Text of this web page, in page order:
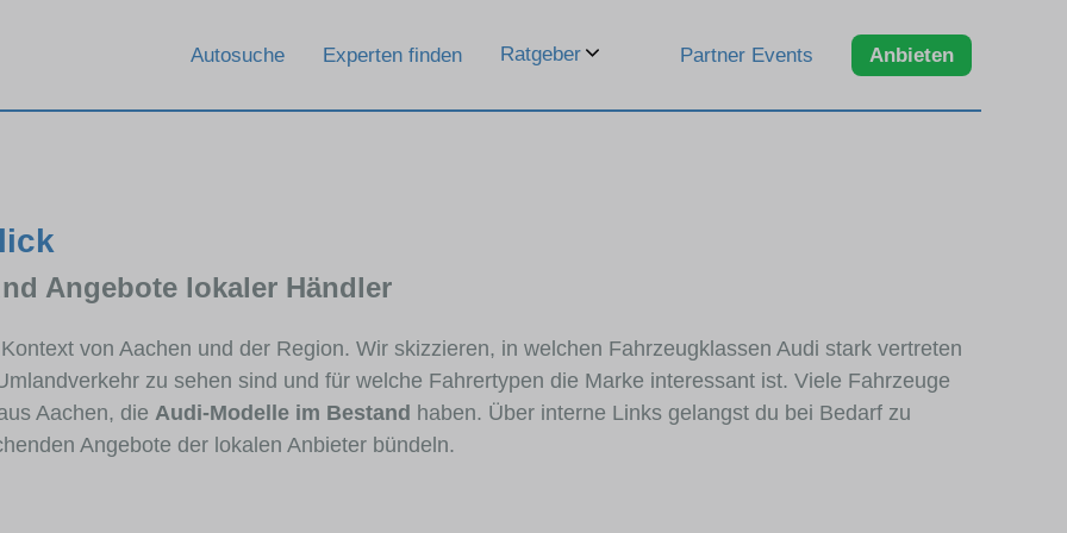
Autosuche Experten finden Ratgeber Partner Events Anbieten
Angebote lokaler Händler
von Aachen und der Region. Wir skizzieren, in welchen Fahrzeugklassen Audi stark vertreten
zu sehen sind und für welche Fahrertypen die Marke interessant ist. Viele Fahrzeuge
Aachen, die Audi-Modelle im Bestand haben. Über interne Links gelangst du bei Bedarf zu
Angebote der lokalen Anbieter bündeln.